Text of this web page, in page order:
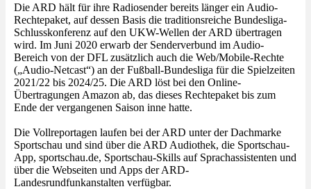
Die ARD hält für ihre Radiosender bereits länger ein Audio-
Rechtepaket, auf dessen Basis die traditionsreiche Bundesliga-
Schlusskonferenz auf den UKW-Wellen der ARD übertragen
wird. Im Juni 2020 erwarb der Senderverbund im Audio-
Bereich von der DFL zusätzlich auch die Web/Mobile-Rechte
(„Audio-Netcast“) an der Fußball-Bundesliga für die Spielzeiten
2021/22 bis 2024/25. Die ARD löst bei den Online-
Übertragungen Amazon ab, das dieses Rechtepaket bis zum
Ende der vergangenen Saison inne hatte.
Die Vollreportagen laufen bei der ARD unter der Dachmarke
Sportschau und sind über die ARD Audiothek, die Sportschau-
App, sportschau.de, Sportschau-Skills auf Sprachassistenten und
über die Webseiten und Apps der ARD-
Landesrundfunkanstalten verfügbar.